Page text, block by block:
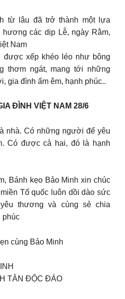
từ lâu đã trở thành một lựa
các dịp Lễ, ngày Rằm,
Nam
được xếp khéo léo như bông
thơm ngát, mang tới những
gia đình ấm êm, hạnh phúc..
ĐÌNH VIỆT NAM 28/6
nhà. Có những người để yêu
Có được cả hai, đó là hạnh
Bánh kẹo Bảo Minh xin chúc
Tổ quốc luôn dồi dào sức
thương và cùng sẻ chia
phúc
cùng Bảo Minh
TÂN ĐỘC ĐÁO